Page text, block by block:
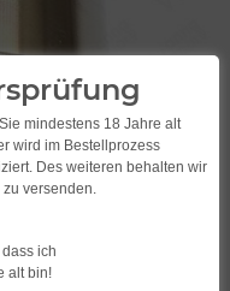
mindestens 18 Jahre alt
wird im Bestellprozess
Des weiteren behalten wir
zu versenden.
ich
alt bin!